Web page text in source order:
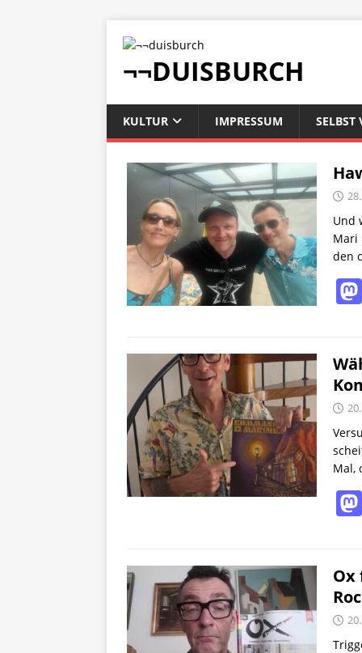
¬¬DUISBURCH
KULTUR IMPRESSUM SELBST
Und
Mari
den
Mal,
Ox